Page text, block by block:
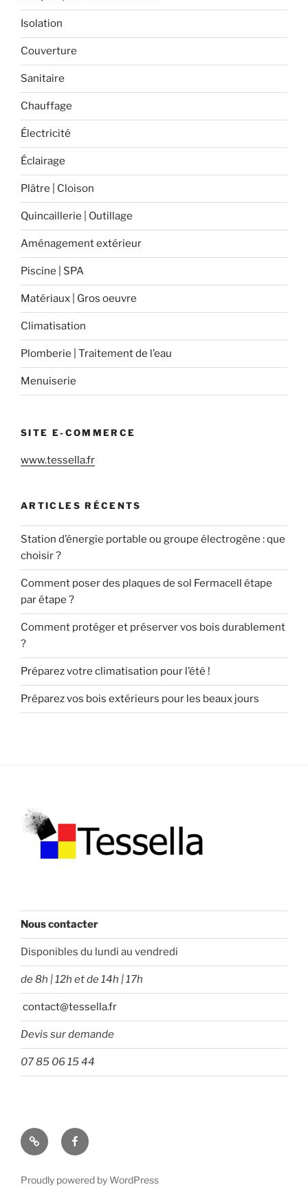
énergétique
votre
Isolation
Couverture
Sanitaire
Chauffage
Électricité
Éclairage
Plâtre | Cloison
Quincaillerie | Outillage
Aménagement extérieur
Piscine | SPA
Matériaux | Gros oeuvre
Climatisation
Plomberie | Traitement de l’eau
Menuiserie
SITE E-COMMERCE
www.tessella.fr
ARTICLES RÉCENTS
Station d’énergie portable ou groupe électrogène : que
choisir ?
Comment poser des plaques de sol Fermacell étape
par étape ?
Comment protéger et préserver vos bois durablement
?
Préparez votre climatisation pour l’été !
Préparez vos bois extérieurs pour les beaux jours
Nous contacter
Disponibles du lundi au vendredi
de 8h | 12h et de 14h | 17h
contact@tessella.fr
Devis sur demande
07 85 06 15 44
Tessella Facebook
Proudly powered by WordPress